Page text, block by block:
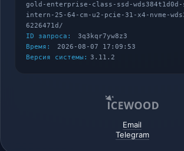
gold-enterprise-class-ssd-
intern-25-64-cm-u2-pcie-31-x4-nvme-
6226471d/
ID запроса:
3q3kqr7yw8z3
Время:
2026-08-07 17:09:53
Версия системы: 3.11.2
Email
Telegram